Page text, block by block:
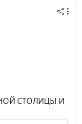
СТОЛИЦЫ И